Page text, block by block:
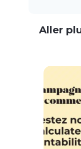
Aller